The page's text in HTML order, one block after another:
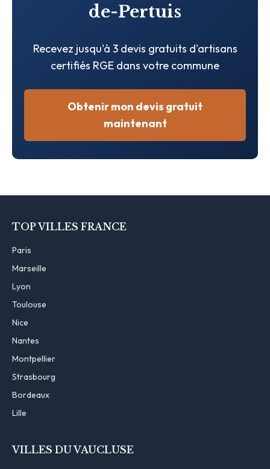
de-Pertuis
Recevez jusqu'à 3 devis gratuits d'artisans
certifiés RGE dans votre commune
Obtenir mon devis gratuit
maintenant
TOP VILLES FRANCE
Paris
Marseille
Lyon
Toulouse
Nice
Nantes
Montpellier
Strasbourg
Bordeaux
Lille
VILLES DU VAUCLUSE